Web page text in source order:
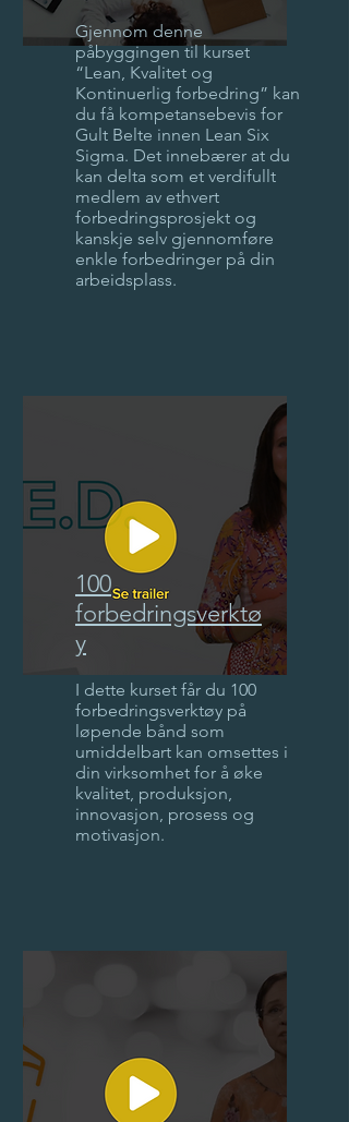
Gjennom denne
påbyggingen til kurset
“Lean, Kvalitet og
Kontinuerlig forbedring” kan
du få kompetansebevis for
Gult Belte innen Lean Six
Sigma. Det innebærer at du
kan delta som et verdifullt
medlem av ethvert
forbedringsprosjekt og
kanskje selv gjennomføre
enkle forbedringer på din
arbeidsplass.
100
forbedringsverktø
y
I dette kurset får du 100
forbedringsverktøy på
løpende bånd som
umiddelbart kan omsettes i
din virksomhet for å øke
kvalitet, produksjon,
innovasjon, prosess og
motivasjon.